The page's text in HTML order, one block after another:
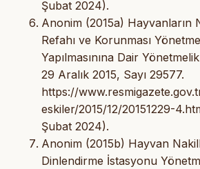
Şubat 2024).
Anonim (2015a) Hayvanların
Refahı ve Korunması
Yapılmasınına Dair
29 Aralık 2015, Sayı 29577.
https://
eskiler/2015/12/20151229-
Şubat 2024).
Anonim (2015b) Hayvan
Dinlendirme İstasyonu